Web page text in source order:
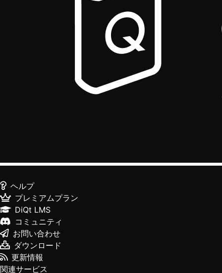
ヘルプ
プレミアムプラン
DiQt LMS
コミュニティ
お問い合わせ
ダウンロード
更新情報
関連サービス